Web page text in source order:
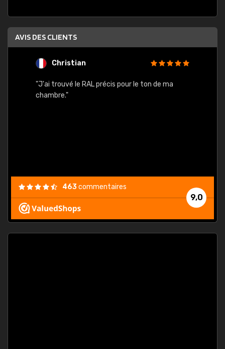
AVIS DES CLIENTS
Christian
"J'ai trouvé le RAL précis pour le ton de ma
chambre."
9,0
463commentaires